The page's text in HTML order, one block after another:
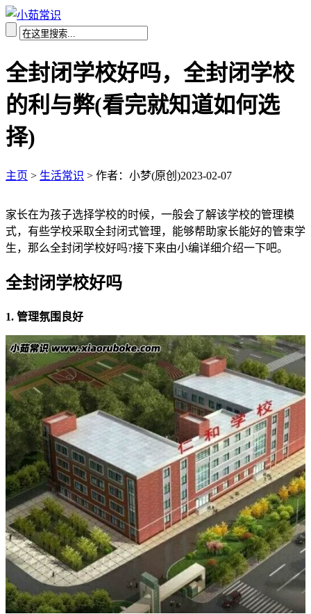
全封闭学校好吗，全封闭学校
的利与弊(看完就知道如何选
择)
主页 > 生活常识 > 作者：小梦(原创)2023-02-07
家长在为孩子选择学校的时候，一般会了解该学校的管理模
式，有些学校采取全封闭式管理，能够帮助家长能好的管束学
生，那么全封闭学校好吗?接下来由小编详细介绍一下吧。
全封闭学校好吗
1. 管理氛围良好